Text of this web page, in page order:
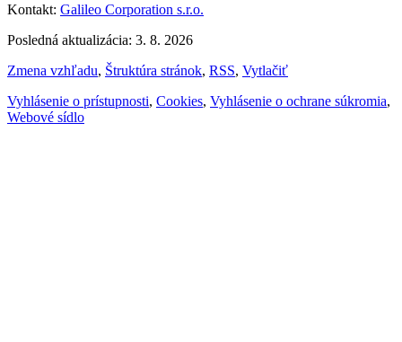
Kontakt: Galileo Corporation s.r.o.
Posledná aktualizácia: 3. 8. 2026
Zmena vzhľadu, Štruktúra stránok, RSS, Vytlačiť
Vyhlásenie o prístupnosti, Cookies, Vyhlásenie o ochrane súkromia,
Webové sídlo